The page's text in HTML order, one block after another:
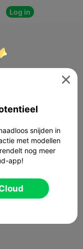
Log in

snijden in
met modellen
nog meer
app!